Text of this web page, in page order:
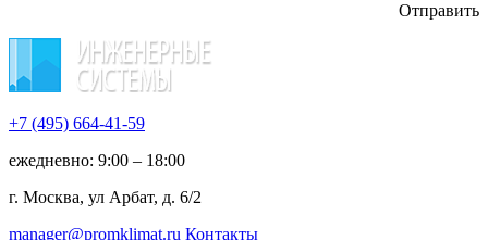
Отправить
+7 (495) 664-41-59
ежедневно: 9:00 – 18:00
г. Москва, ул Арбат, д. 6/2
manager@promklimat.ru Контакты